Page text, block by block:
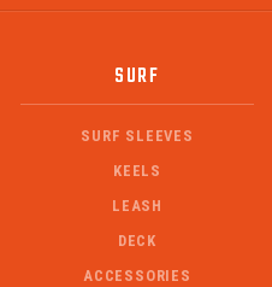
SURF
SURF SLEEVES
KEELS
LEASH
DECK
ACCESSORIES